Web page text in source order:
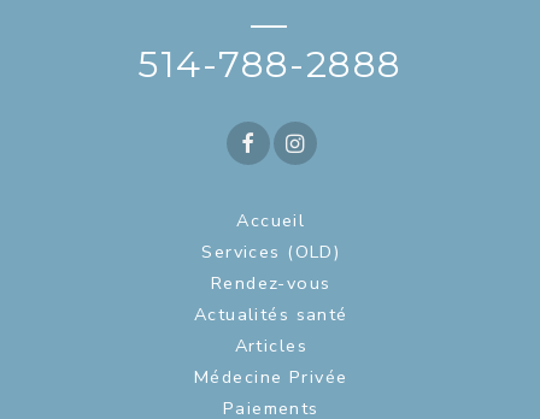
—
514-788-2888
Accueil
Services (OLD)
Rendez-vous
Actualités santé
Articles
Médecine Privée
Paiements